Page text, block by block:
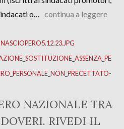
o… continua a leggere
NAZIONALE TRA
RIVEDI IL